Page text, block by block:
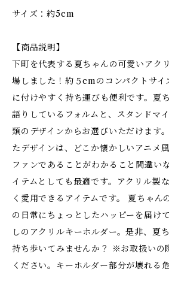
サイズ：約5cm
【商品説明】
下町を代表する夏ちゃんの可愛いアク
場しました！約５cmのコンパクトサイ
に付けやすく持ち運びも便利です。夏
語りしているフォルムと、スタンドマ
類のデザインからお選びいただけます
たデザインは、どこか懐かしいアニメ
ファンであることがわかること間違い
イテムとしても最適です。アクリル製
く愛用できるアイテムです。 夏ちゃん
の日常にちょっとしたハッピーを届け
しのアクリルキーホルダー。是非、夏
持ち歩いてみませんか？ ※お取扱いの
ください。キーホルダー部分が壊れる